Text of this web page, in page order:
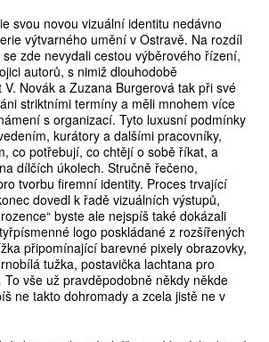
svou novou vizuální identitu nedávno
výtvarného umění v Ostravě. Na rozdíl
zde nevydali cestou výběrového řízení,
autorů, s nimiž dlouhodobě
Novák a Zuzana Burgerová tak při své
striktními termíny a měli mnohem více
s organizací. Tyto luxusní podmínky
kurátory a dalšími pracovníky,
co potřebují, co chtějí o sobě říkat, a
dílčích úkolech. Stručně řečeno,
tvorbu firemní identity. Proces trvající
dovedl k řadě vizuálních výstupů,
byste ale nejspíš také dokázali
logo poskládané z rozšířených
připomínající barevné pixely obrazovky,
tužka, postavička lachtana pro
vše už pravděpodobně někdy někde
ne takto dohromady a zcela jistě ne v